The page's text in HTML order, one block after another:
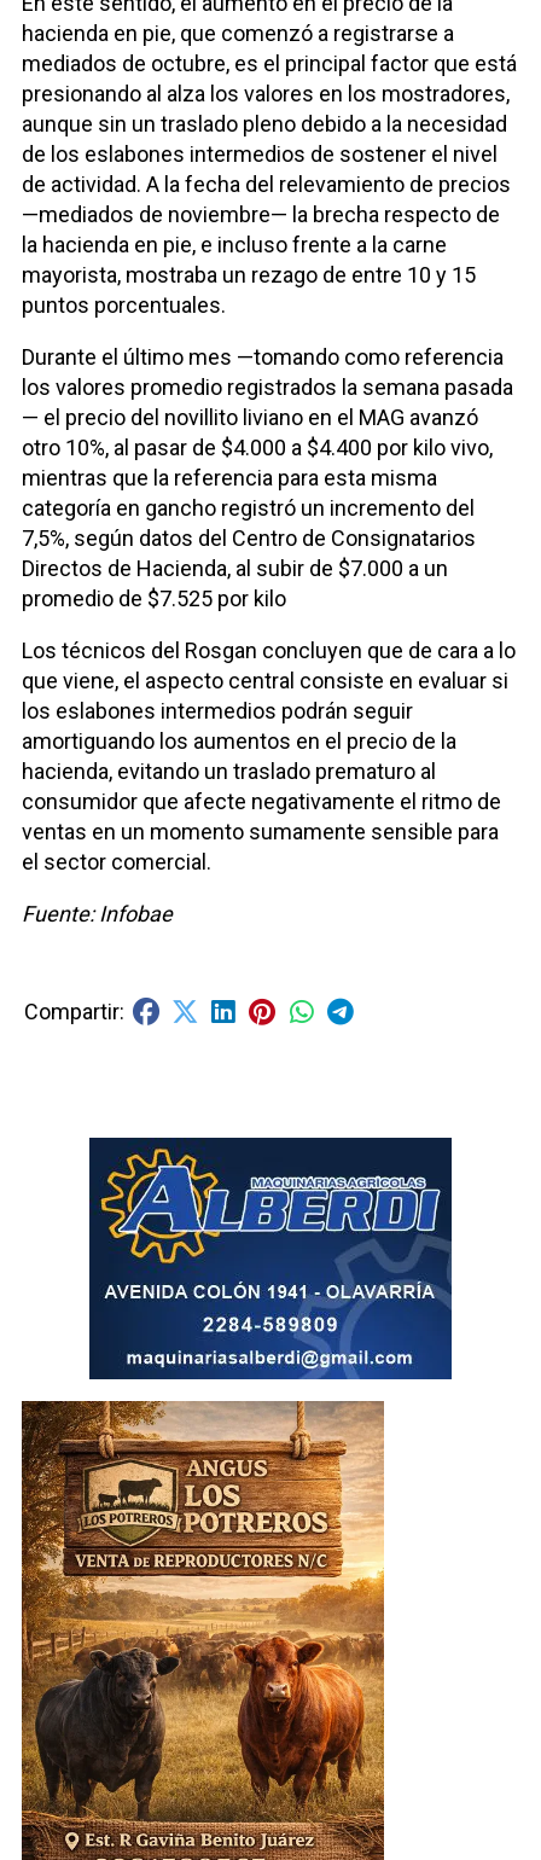
hacienda en pie, que comenzó a registrarse a
mediados de octubre, es el principal factor que está
presionando al alza los valores en los mostradores,
aunque sin un traslado pleno debido a la necesidad
de los eslabones intermedios de sostener el nivel
de actividad. A la fecha del relevamiento de precios
—mediados de noviembre— la brecha respecto de
la hacienda en pie, e incluso frente a la carne
mayorista, mostraba un rezago de entre 10 y 15
puntos porcentuales.
Durante el último mes —tomando como referencia
los valores promedio registrados la semana pasada
— el precio del novillito liviano en el MAG avanzó
otro 10%, al pasar de $4.000 a $4.400 por kilo vivo,
mientras que la referencia para esta misma
categoría en gancho registró un incremento del
7,5%, según datos del Centro de Consignatarios
Directos de Hacienda, al subir de $7.000 a un
promedio de $7.525 por kilo
Los técnicos del Rosgan concluyen que de cara a lo
que viene, el aspecto central consiste en evaluar si
los eslabones intermedios podrán seguir
amortiguando los aumentos en el precio de la
hacienda, evitando un traslado prematuro al
consumidor que afecte negativamente el ritmo de
ventas en un momento sumamente sensible para
el sector comercial.
Fuente: Infobae